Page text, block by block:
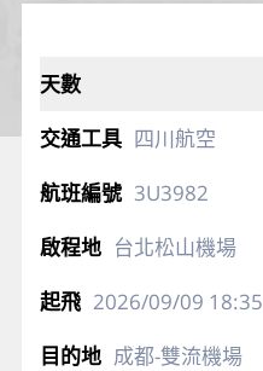
四川航空
3U3982
台北松山機場
2026/09/09 18:35
成都-雙流機場